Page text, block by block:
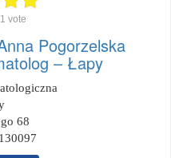
1 vote
Pogorzelska
– Łapy
68